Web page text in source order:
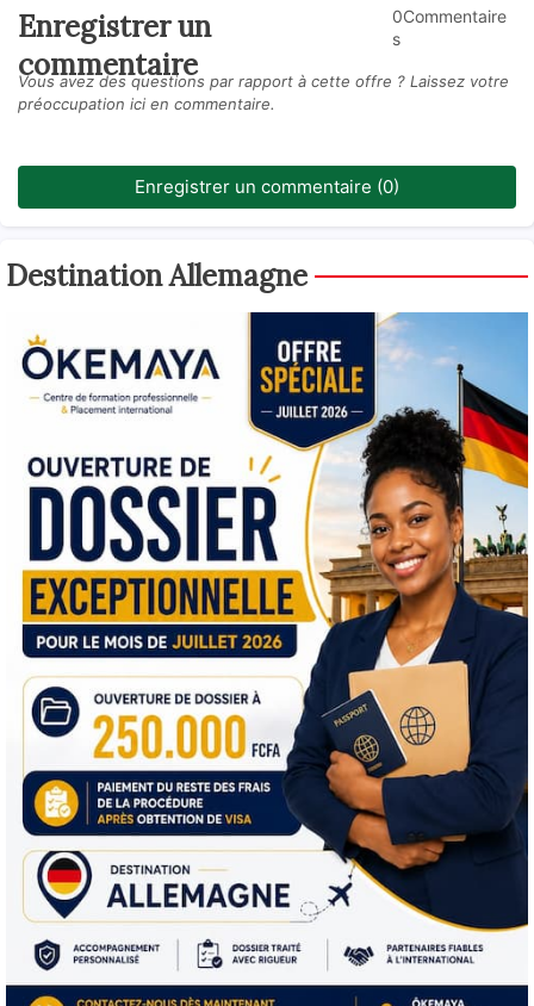
Enregistrer un
commentaire
0Commentaire
s
Vous avez des questions par rapport à cette offre ? Laissez votre
préoccupation ici en commentaire.
Enregistrer un commentaire (0)
Destination Allemagne